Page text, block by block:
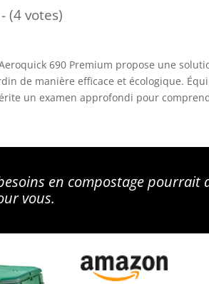
(4 votes)
690 Premium propose une
de manière efficace et écologique.
un examen approfondi pour
en compostage
vous.